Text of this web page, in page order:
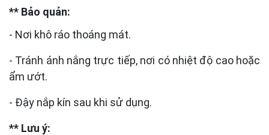
** Bảo quản:
- Nơi khô ráo thoáng mát.
- Tránh ánh nắng trực tiếp, nơi có nhiệt độ cao hoặc
ẩm ướt.
- Đậy nắp kín sau khi sử dụng.
** Lưu ý: